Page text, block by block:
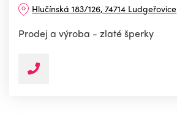
Hlučínská 183/126, 74714 Ludgeřovice
Prodej a výroba - zlaté šperky